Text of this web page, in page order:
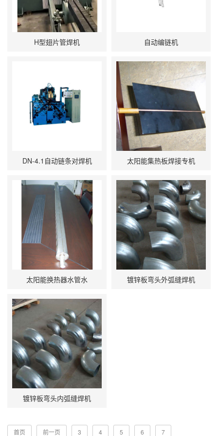
H型翅片管焊机 自动编链机
DN-4.1自动链条对焊机 太阳能集热板焊接专机
太阳能换热器水管水 镀锌板弯头外弧缝焊机
镀锌板弯头内弧缝焊机
首页 前一页 3 4 5 6 7